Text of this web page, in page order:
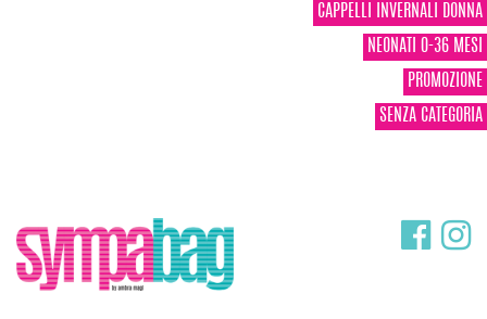
CAPPELLI INVERNALI DONNA
NEONATI 0-36 MESI
PROMOZIONE
SENZA CATEGORIA